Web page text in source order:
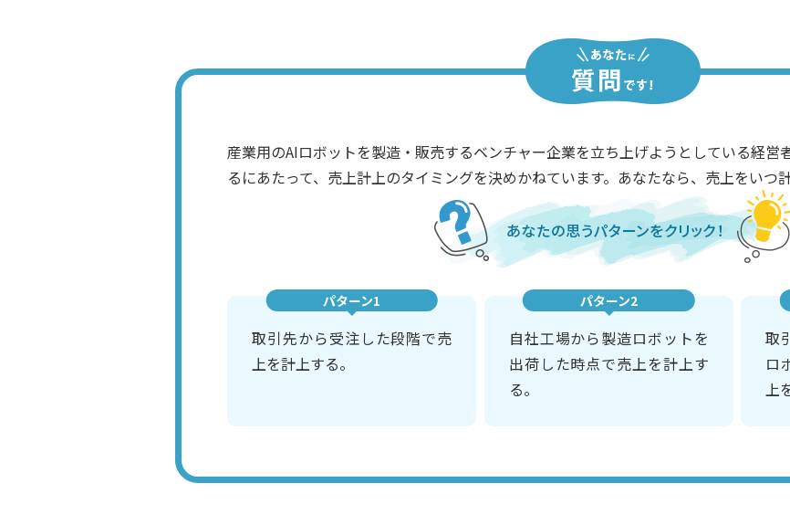
産業用のAIロボットを製造・販売するベンチャー企業を立ち上げようとしている経営
るにあたって、売上計上のタイミングを決めかねています。あなたなら、売上をいつ
パターン1
取引先から受注した段階で売
上を計上する。
パターン2
自社工場から製造ロボットを
出荷した時点で売上を計上す
る。
取
ロ
上